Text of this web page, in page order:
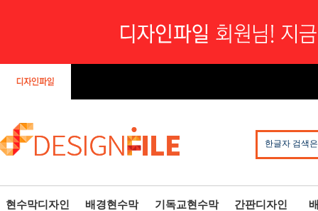
한글자 검색
현수막디자인 배경현수막 기독교현수막 간판디자인